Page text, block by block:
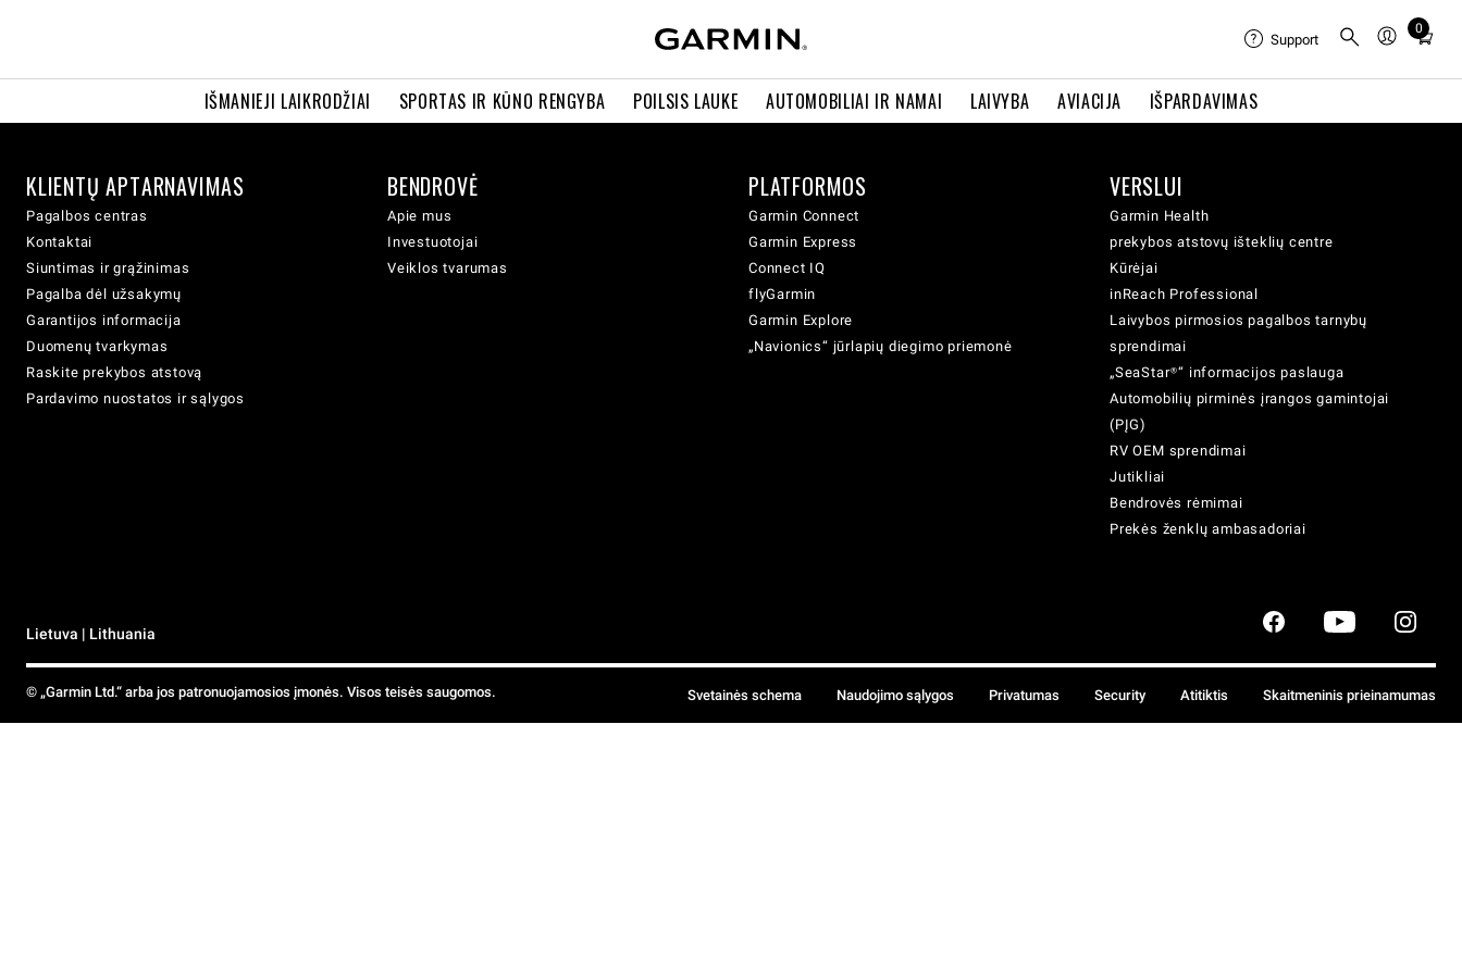
IŠMANIEJI LAIKRODŽIAI SPORTAS IR KŪNO RENGYBA POILSIS LAUKE AUTOMOBILIAI IR NAMAI LAIVYBA AVIACIJA IŠPARDAVIMAS
Support
0
Total
cart:
KLIENTŲ APTARNAVIMAS
Pagalbos centras
Kontaktai
Siuntimas ir grąžinimas
Pagalba dėl užsakymų
Garantijos informacija
Duomenų tvarkymas
Raskite prekybos atstovą
Pardavimo nuostatos ir sąlygos
BENDROVĖ
Apie mus
Investuotojai
Veiklos tvarumas
PLATFORMOS
Garmin Connect
Garmin Express
Connect IQ
flyGarmin
Garmin Explore
„Navionics“ jūrlapių diegimo priemonė
VERSLUI
Garmin Health
prekybos atstovų išteklių centre
Kūrėjai
inReach Professional
Laivybos pirmosios pagalbos tarnybų
sprendimai
„SeaStar®“ informacijos paslauga
Automobilių pirminės įrangos gamintojai
(PĮG)
RV OEM sprendimai
Jutikliai
Bendrovės rėmimai
Prekės ženklų ambasadoriai
Lietuva | Lithuania
© „Garmin Ltd.“ arba jos patronuojamosios įmonės. Visos teisės saugomos. Svetainės schema Naudojimo sąlygos Privatumas Security Atitiktis Skaitmeninis prieinamumas